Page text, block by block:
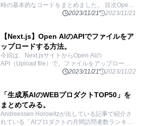
時の基本的なコードをまとめました。 目次Open
AIのAPIセットアップ基本の使い方Threads: スレ
2023/11/21 2023/11/21
【Next.js】Open AIのAPIでファイルをア
ップロードする方法。
今回は、Next.jsサイトからOpen AIの
API（Upload file）で、ファイルをアップロード
する方法を実装するのに時間がかかったのでその
2023/11/21 2023/11/22
「生成系AIのWEBプロダクトTOP50」を
まとめてみる。
Andreessen Horowitzが出している記事で紹介さ
れている「AIプロダクトの月間訪問者数ランキン